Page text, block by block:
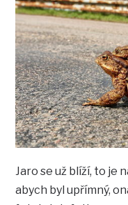
Jaro se už blíží, to je
abych byl upřímný,